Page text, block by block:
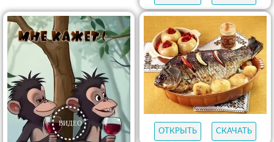
ОТКРЫТЬ СКАЧАТЬ